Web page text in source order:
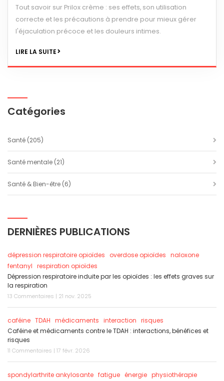
Tout savoir sur Prilox crème : ses effets, son utilisation
correcte et les précautions à prendre pour mieux gérer
l'éjaculation précoce et les douleurs intimes.
LIRE LA SUITE
Catégories
Santé (205)
Santé mentale (21)
Santé & Bien-être (6)
DERNIÈRES PUBLICATIONS
dépression respiratoire opioïdes overdose opioïdes naloxone
fentanyl respiration opioïdes
Dépression respiratoire induite par les opioïdes : les effets graves sur
la respiration
13 Commentaires | 21 nov. 2025
caféine TDAH médicaments interaction risques
Caféine et médicaments contre le TDAH : interactions, bénéfices et
risques
11 Commentaires | 17 févr. 2026
spondylarthrite ankylosante fatigue énergie physiothérapie